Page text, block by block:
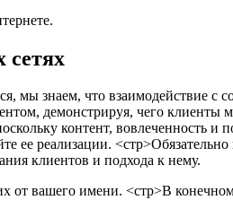
сетях
мы знаем, что взаимодействие с
демонстрируя, чего клиенты
контент, вовлеченность
ее реализации.
клиентов и подхода к нему.
от вашего имени. <стр>В